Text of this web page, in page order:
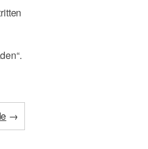
→